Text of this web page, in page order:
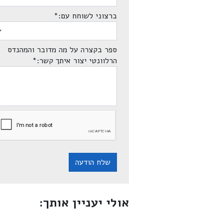
ברצוני לשוחח עם:*
ספר בקצרה על מה מדובר והמהנדס
הרלוונטי יצור איתך קשר:*
שלח הודעה
אולי יעניין אותך: